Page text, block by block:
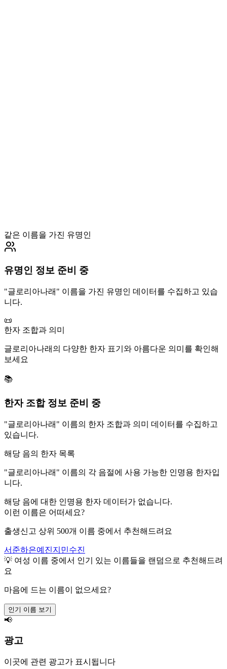
같은 이름을 가진 유명인
유명인 정보 준비 중
"글로리아나래 " 이름을 가진 유명인 데이터를 수집하고 있습
니다.
📜
한자 조합과 의미
글로리아나래 의 다양한 한자 표기와 아름다운 의미를 확인해
보세요
📚
한자 조합 정보 준비 중
"글로리아나래 " 이름의 한자 조합과 의미 데이터를 수집하고
있습니다.
해당 음의 한자 목록
"글로리아나래 " 이름의 각 음절에 사용 가능한 인명용 한자입
니다.
해당 음에 대한 인명용 한자 데이터가 없습니다.
이런 이름은 어떠세요?
출생신고 상위 500개 이름 중에서 추천해드려요
서준하은예진지민수진
💡 여성 이름 중에서 인기 있는 이름들을 랜덤으로 추천해드려
요
마음에 드는 이름이 없으세요?
인기 이름 보기
📢
광고
이곳에 관련 광고가 표시됩니다